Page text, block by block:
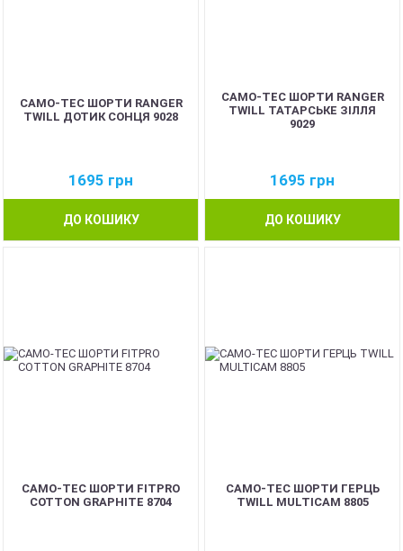
CAMO-TEC ШОРТИ RANGER
TWILL ДОТИК СОНЦЯ 9028
1695 грн
ДО КОШИКУ
CAMO-TEC ШОРТИ RANGER
TWILL ТАТАРСЬКЕ ЗІЛЛЯ
9029
1695 грн
ДО КОШИКУ
CAMO-TEC ШОРТИ FITPRO
COTTON GRAPHITE 8704
CAMO-TEC ШОРТИ ГЕРЦЬ
TWILL MULTICAM 8805